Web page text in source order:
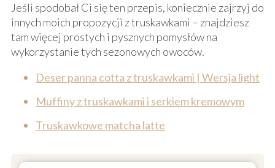
Jeśli spodobał Ci się ten przepis, koniecznie zajrzyj do
innych moich propozycji z truskawkami – znajdziesz
tam więcej prostych i pysznych pomysłów na
wykorzystanie tych sezonowych owoców.
Deser panna cotta z truskawkami | Wersja light
Muffiny z truskawkami i serkiem kremowym
Truskawkowe matcha latte